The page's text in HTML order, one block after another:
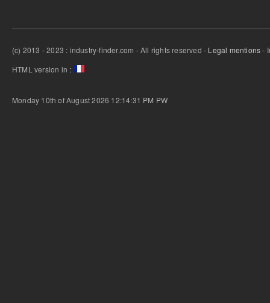
(c) 2013 - 2023 : industry-finder.com - All rights reserved - Legal mentions-
HTML version in :
Monday 10th of August 2026 12:14:31 PM PW